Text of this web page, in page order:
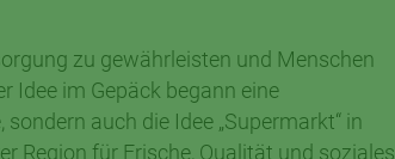
zu gewährleisten und Menschen
Idee im Gepäck begann eine
auch die Idee „Supermarkt“ in
Region für Frische, Qualität und soziales